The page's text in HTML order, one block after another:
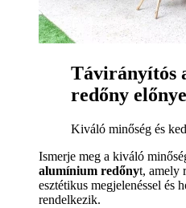
Távirányítós
redőny
Kiváló minőség és
Ismerje meg a kiváló
alumínium redőnyt, amely
esztétikus megjelenéssel és
rendelkezik.